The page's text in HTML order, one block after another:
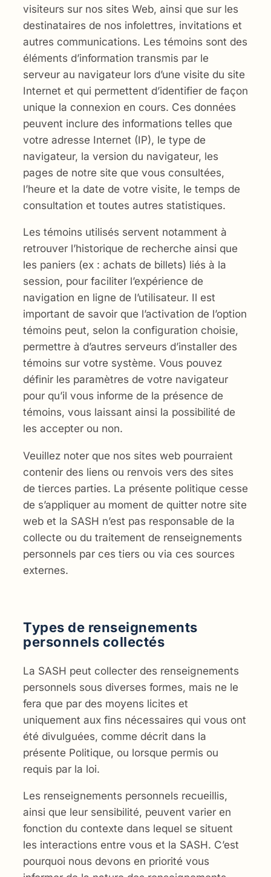
visiteurs sur nos sites Web, ainsi que sur les
destinataires de nos infolettres, invitations et
autres communications. Les témoins sont des
éléments d’information transmis par le
serveur au navigateur lors d’une visite du site
Internet et qui permettent d’identifier de façon
unique la connexion en cours. Ces données
peuvent inclure des informations telles que
votre adresse Internet (IP), le type de
navigateur, la version du navigateur, les
pages de notre site que vous consultées,
l’heure et la date de votre visite, le temps de
consultation et toutes autres statistiques.
Les témoins utilisés servent notamment à
retrouver l’historique de recherche ainsi que
les paniers (ex : achats de billets) liés à la
session, pour faciliter l’expérience de
navigation en ligne de l’utilisateur. Il est
important de savoir que l’activation de l’option
témoins peut, selon la configuration choisie,
permettre à d’autres serveurs d’installer des
témoins sur votre système. Vous pouvez
définir les paramètres de votre navigateur
pour qu’il vous informe de la présence de
témoins, vous laissant ainsi la possibilité de
les accepter ou non.
Veuillez noter que nos sites web pourraient
contenir des liens ou renvois vers des sites
de tierces parties. La présente politique cesse
de s’appliquer au moment de quitter notre site
web et la SASH n’est pas responsable de la
collecte ou du traitement de renseignements
personnels par ces tiers ou via ces sources
externes.
Types de renseignements
personnels collectés
La SASH peut collecter des renseignements
personnels sous diverses formes, mais ne le
fera que par des moyens licites et
uniquement aux fins nécessaires qui vous ont
été divulguées, comme décrit dans la
présente Politique, ou lorsque permis ou
requis par la loi.
Les renseignements personnels recueillis,
ainsi que leur sensibilité, peuvent varier en
fonction du contexte dans lequel se situent
les interactions entre vous et la SASH. C’est
pourquoi nous devons en priorité vous